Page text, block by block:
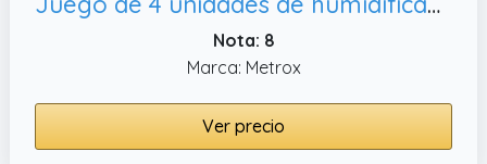
Nota: 8
Marca: Metrox
Ver precio